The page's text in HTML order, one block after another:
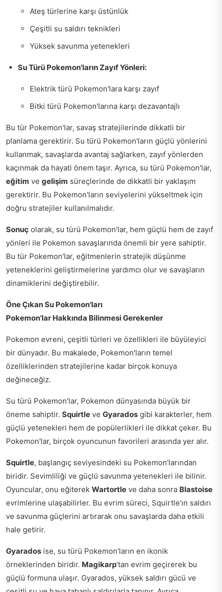
Ateş türlerine karşı üstünlük
Çeşitli su saldırı teknikleri
Yüksek savunma yetenekleri
Su Türü Pokemon'ların Zayıf Yönleri:
Elektrik türü Pokemon'lara karşı zayıf
Bitki türü Pokemon'larına karşı dezavantajlı
Bu tür Pokemon'lar, savaş stratejilerinde dikkatli bir
planlama gerektirir. Su türü Pokemon'ların güçlü yönlerini
kullanmak, savaşlarda avantaj sağlarken, zayıf yönlerden
kaçınmak da hayati önem taşır. Ayrıca, su türü Pokemon'lar,
eğitim ve gelişim süreçlerinde de dikkatli bir yaklaşım
gerektirir. Bu Pokemon'ların seviyelerini yükseltmek için
doğru stratejiler kullanılmalıdır.
Sonuç olarak, su türü Pokemon'lar, hem güçlü hem de zayıf
yönleri ile Pokemon savaşlarında önemli bir yere sahiptir.
Bu tür Pokemon'lar, eğitmenlerin stratejik düşünme
yeteneklerini geliştirmelerine yardımcı olur ve savaşların
dinamiklerini değiştirebilir.
Öne Çıkan Su Pokemon'ları
Pokemon'lar Hakkında Bilinmesi Gerekenler
Pokemon evreni, çeşitli türleri ve özellikleri ile büyüleyici
bir dünyadır. Bu makalede, Pokemon'ların temel
özelliklerinden stratejilerine kadar birçok konuya
değineceğiz.
Su türü Pokemon'lar, Pokemon dünyasında büyük bir
öneme sahiptir. Squirtle ve Gyarados gibi karakterler, hem
güçlü yetenekleri hem de popülerlikleri ile dikkat çeker. Bu
Pokemon'lar, birçok oyuncunun favorileri arasında yer alır.
Squirtle, başlangıç seviyesindeki su Pokemon'larından
biridir. Sevimliliği ve güçlü savunma yetenekleri ile bilinir.
Oyuncular, onu eğiterek Wartortle ve daha sonra Blastoise
evrimlerine ulaşabilirler. Bu evrim süreci, Squirtle'ın saldırı
ve savunma güçlerini artırarak onu savaşlarda daha etkili
hale getirir.
Gyarados ise, su türü Pokemon'ların en ikonik
örneklerinden biridir. Magikarp’tan evrim geçirerek bu
güçlü formuna ulaşır. Gyarados, yüksek saldırı gücü ve